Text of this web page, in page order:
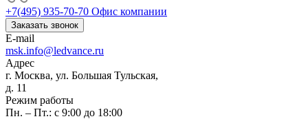
+7(495) 935-70-70 Офис компании
Заказать звонок
E-mail
msk.info@ledvance.ru
Адрес
г. Москва, ул. Большая Тульская,
д. 11
Режим работы
Пн. – Пт.: с 9:00 до 18:00